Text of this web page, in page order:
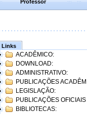
Professor
Links
ACADÊMICO:
DOWNLOAD:
ADMINISTRATIVO:
PUBLICAÇÕES
LEGISLAÇÃO:
PUBLICAÇÕES
BIBLIOTECAS: